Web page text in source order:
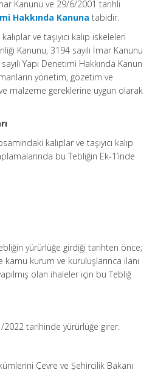
Kanunu ve 29/6/2001 tarihli
Hakkında Kanuna tabidir.
ve taşıyıcı kalıp iskeleleri
Kanunu, 3194 sayılı İmar Kanunu
Yapı Denetimi Hakkında Kanun
yönetim, gözetim ve
malzeme gereklerine uygun olarak
kalıplar ve taşıyıcı kalıp
bu Tebliğin Ek-1’inde
yürürlüğe girdiği tarihten önce;
kamu kurum ve kuruluşlarınca ilanı
olan ihaleler için bu Tebliğ
2022 tarihinde yürürlüğe girer.
Çevre ve Şehircilik Bakanı